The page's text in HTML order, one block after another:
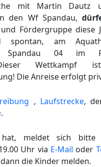
mit Martin Dautz
den Wf Spandau,
Fördergruppe diese
spontan, am
Spandau 04 im
Wettkampf
Die Anreise erfolgt
, Laufstrecke,
.
hat, meldet sich
Uhr via E-Mail oder
die Kinder melden.